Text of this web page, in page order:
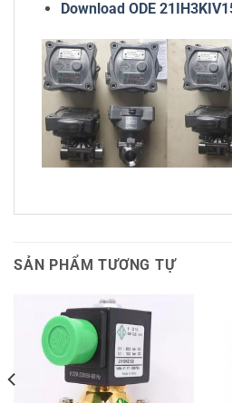
Download ODE
SẢN PHẨM TƯƠNG TỰ